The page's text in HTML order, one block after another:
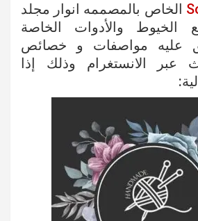
الخاص بالمصممه انوار مجلد
الخيوط والأدوات الخاصة
عليه مواصفات و خصائص
عبر الانستغرام وذلك إذا